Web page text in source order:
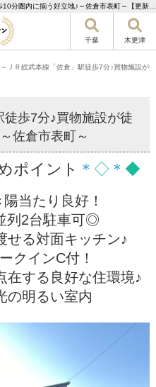
千葉 木更津
～ＪＲ総武本線「佐倉」駅徒歩7分♪買物施設が
歩7分♪買物施設が徒
佐倉市表町～
ポイント ＊ ◇ ＊ ◆
当たり良好！
列2台駐車可◎
せる対面キッチン♪
クインC付！
在する良好な住環境♪
の明るい室内